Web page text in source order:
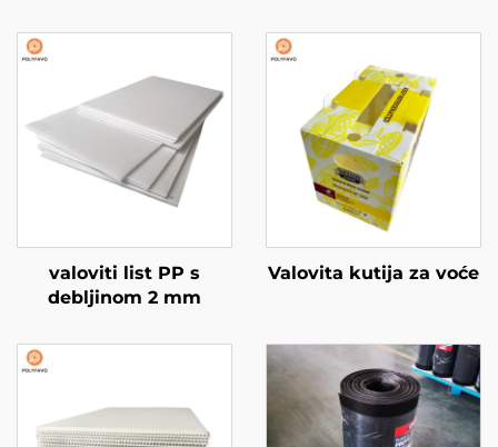
valoviti list PP s
debljinom 2 mm
Valovita kutija za voće